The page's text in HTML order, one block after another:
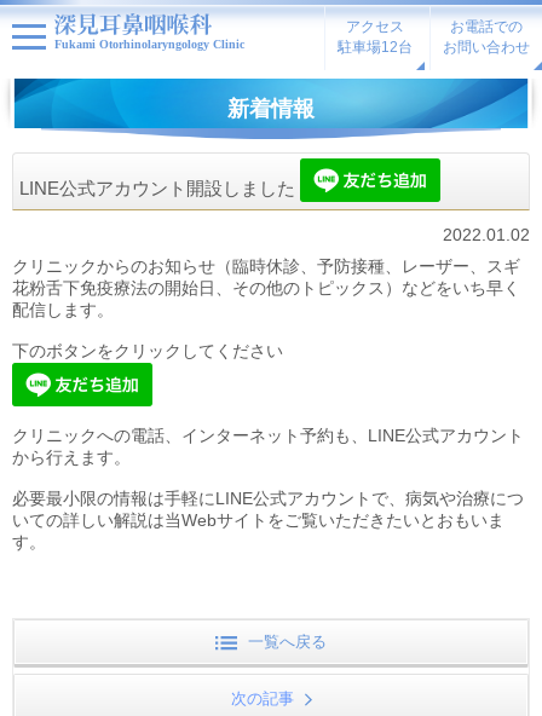
Fukami Otorhinolaryngology Clinic
アクセス
駐車場12台
お電話での
お問い合わせ
新着情報
LINE公式アカウント開設しました
2022.01.02
クリニックからのお知らせ（臨時休診、予防接種、レーザー、スギ
花粉舌下免疫療法の開始日、その他のトピックス）などをいち早く
配信します。
下のボタンをクリックしてください
クリニックへの電話、インターネット予約も、LINE公式アカウント
から行えます。
必要最小限の情報は手軽にLINE公式アカウントで、病気や治療につ
いての詳しい解説は当Webサイトをご覧いただきたいとおもいま
す。
一覧へ戻る
次の記事